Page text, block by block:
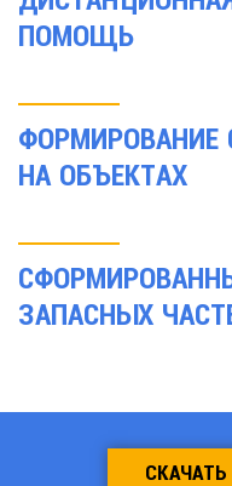
ПОМОЩЬ
ФОРМИРОВАНИЕ
НА ОБЪЕКТАХ
ЗАПАСНЫХ